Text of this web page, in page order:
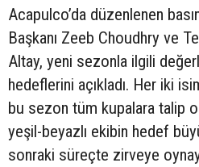
Acapulco’da düzenlenen
Başkanı Zeeb Choudhry ve
Altay, yeni sezonla ilgili
hedeflerini açıkladı. Her iki
bu sezon tüm kupalara talip
yeşil-beyazlı ekibin hedef
sonraki süreçte zirveye